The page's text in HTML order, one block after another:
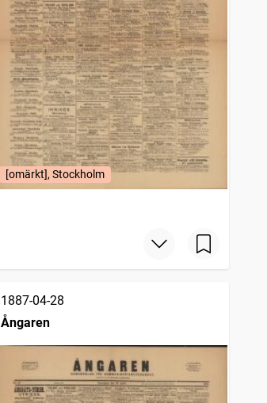
[omärkt], Stockholm
1887-04-28
Ångaren